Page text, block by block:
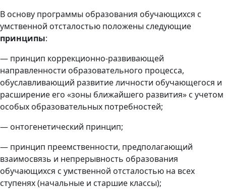
В основу программы образования обучающихся с
умственной отсталостью положены следующие
принципы:
— принцип коррекционно-развивающей
направленности образовательного процесса,
обуславливающий развитие личности обучающегося и
расширение его «зоны ближайшего развития» с учетом
особых образовательных потребностей;
— онтогенетический принцип;
— принцип преемственности, предполагающий
взаимосвязь и непрерывность образования
обучающихся с умственной отсталостью на всех
ступенях (начальные и старшие классы);